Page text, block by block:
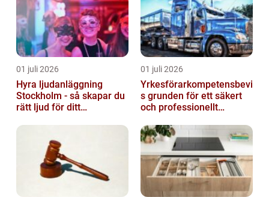
01 juli 2026
Hyra ljudanläggning
Stockholm - så skapar du
rätt ljud för ditt
01 juli 2026
Yrkesförarkompetensbevi
s grunden för ett säkert
och professionellt